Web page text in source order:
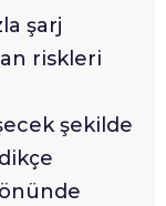
şarj
riskleri
şekilde